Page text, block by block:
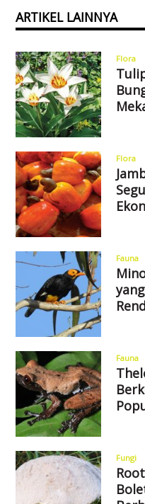
ARTIKEL LAINNYA
Flora
Flora
Fauna
Fauna
Fungi